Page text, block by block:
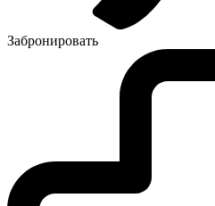
Забронировать